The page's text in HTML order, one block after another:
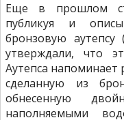
Еще в прошлом
публикуя и
бронзовую аутепсу
утверждали, что
Аутепса
сделанную из
обнесенную
наполняемыми